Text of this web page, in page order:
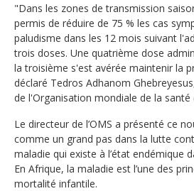
"Dans les zones de transmission
permis de réduire de 75 % les cas
paludisme dans les 12 mois suivant
trois doses. Une quatrième dose
la troisième s'est avérée maintenir la
déclaré Tedros Adhanom
de l'Organisation mondiale de la santé
Le directeur de l’OMS a présenté ce
comme un grand pas dans la lutte
maladie qui existe à l’état endémique
En Afrique, la maladie est l’une des
mortalité infantile.